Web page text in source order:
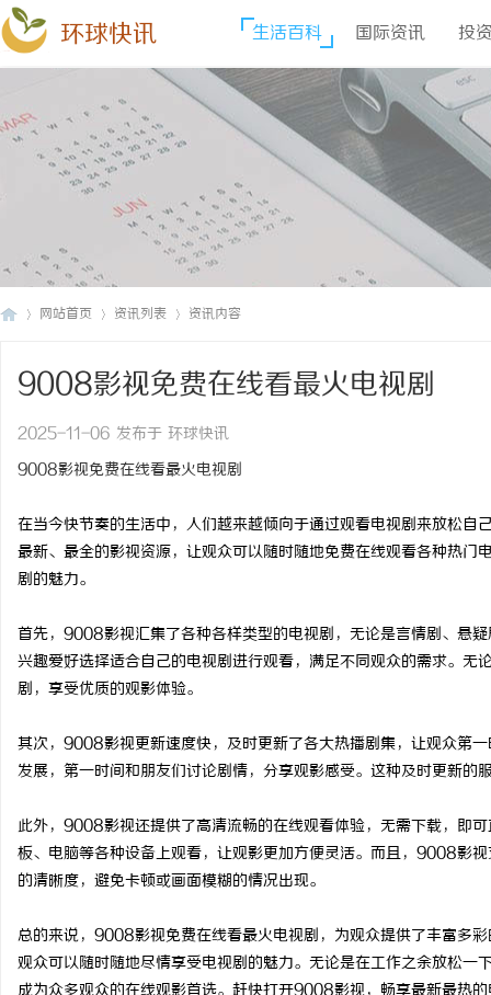
环球快讯 生活百科 国际资讯 投
网站首页 资讯列表 资讯内容
9008影视免费在线看最火电视剧
2025-11-06 发布于 环球快讯
9008影视免费在线看最火电视剧
在当今快节奏的生活中，人们越来越倾向于通过观看电视剧来放松
最新、最全的影视资源，让观众可以随时随地免费在线观看各种热
剧的魅力。
首先，9008影视汇集了各种各样类型的电视剧，无论是言情剧、悬
兴趣爱好选择适合自己的电视剧进行观看，满足不同观众的需求。
剧，享受优质的观影体验。
其次，9008影视更新速度快，及时更新了各大热播剧集，让观众第
发展，第一时间和朋友们讨论剧情，分享观影感受。这种及时更新
此外，9008影视还提供了高清流畅的在线观看体验，无需下载，即
板、电脑等各种设备上观看，让观影更加方便灵活。而且，9008影
的清晰度，避免卡顿或画面模糊的情况出现。
总的来说，9008影视免费在线看最火电视剧，为观众提供了丰富多
观众可以随时随地尽情享受电视剧的魅力。无论是在工作之余放松
成为众多观众的在线观影首选。赶快打开9008影视，畅享最新最热